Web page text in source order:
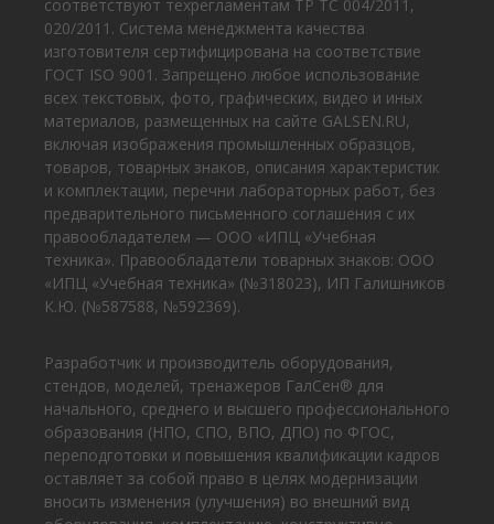
соответствуют техрегламентам ТР ТС 004/2011,
020/2011. Система менеджмента качества
изготовителя сертифицирована на соответствие
ГОСТ ISO 9001. Запрещено любое использование
всех текстовых, фото, графических, видео и иных
материалов, размещенных на сайте GALSEN.RU,
включая изображения промышленных образцов,
товаров, товарных знаков, описания характеристик
и комплектации, перечни лабораторных работ, без
предварительного письменного соглашения с их
правообладателем — ООО «ИПЦ «Учебная
техника». Правообладатели товарных знаков: ООО
«ИПЦ «Учебная техника» (№318023), ИП Галишников
К.Ю. (№587588, №592369).
Разработчик и производитель оборудования,
стендов, моделей, тренажеров ГалСен® для
начального, среднего и высшего профессионального
образования (НПО, СПО, ВПО, ДПО) по ФГОС,
переподготовки и повышения квалификации кадров
оставляет за собой право в целях модернизации
вносить изменения (улучшения) во внешний вид